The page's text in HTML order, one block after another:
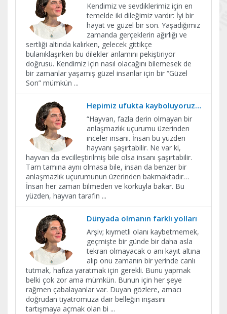
Kendimiz ve sevdiklerimiz için en
temelde iki dileğimiz vardır: İyi bir
hayat ve güzel bir son. Yaşadığımız
zamanda gerçeklerin ağırlığı ve
sertliği altında kalırken, gelecek gittikçe
bulanıklaşırken bu dilekler anlamını pekiştiriyor
doğrusu. Kendimiz için nasıl olacağını bilemesek de
bir zamanlar yaşamış güzel insanlar için bir “Güzel
Son” mümkün ...
Hepimiz ufukta kayboluyoruz…
“Hayvan, fazla derin olmayan bir
anlaşmazlık uçurumu üzerinden
inceler insanı. İnsan bu yüzden
hayvanı şaşırtabilir. Ne var ki,
hayvan da evcilleştirilmiş bile olsa insanı şaşırtabilir.
Tam tamına aynı olmasa bile, insan da benzer bir
anlaşmazlık uçurumunun üzerinden bakmaktadır…
İnsan her zaman bilmeden ve korkuyla bakar. Bu
yüzden, hayvan tarafın ...
Dünyada olmanın farklı yolları
Arşiv; kıymetli olanı kaybetmemek,
geçmişte bir günde bir daha asla
tekrarı olmayacak o anı kayıt altına
alıp onu zamanın bir yerinde canlı
tutmak, hafıza yaratmak için gerekli. Bunu yapmak
belki çok zor ama mümkün. Bunun için her şeye
rağmen çabalayanlar var. Duyan gözlere, amacı
doğrudan tiyatromuza dair belleğin inşasını
tartışmaya açmak olan bi ...